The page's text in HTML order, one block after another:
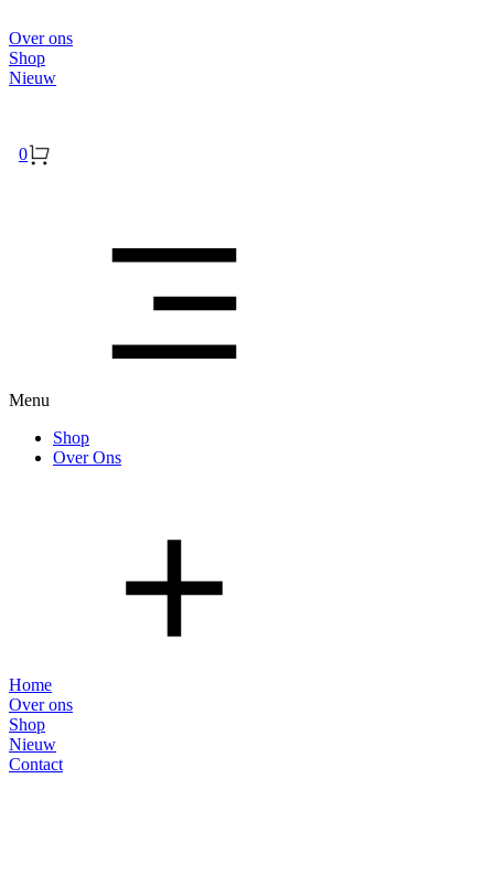
Over ons
Shop
Nieuw
0
Menu
Shop
Over Ons
Home
Over ons
Shop
Nieuw
Contact